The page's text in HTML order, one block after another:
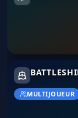
MULTIJOUEUR
Battleships